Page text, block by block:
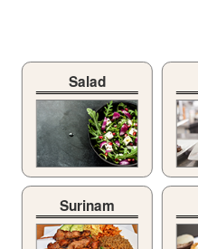
Salad
Surinam